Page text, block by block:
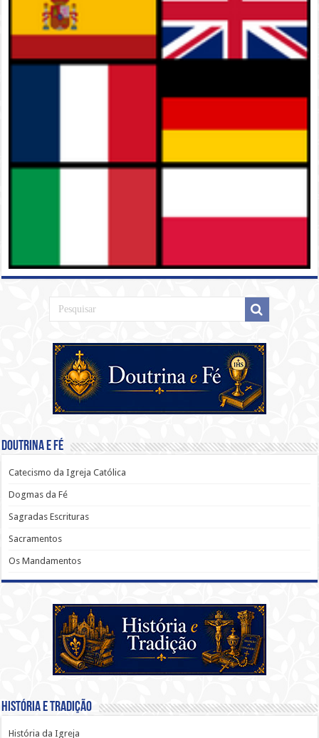
Doutrina e Fé
Catecismo da Igreja Católica
Dogmas da Fé
Sagradas Escrituras
Sacramentos
Os Mandamentos
História e Tradição
História da Igreja